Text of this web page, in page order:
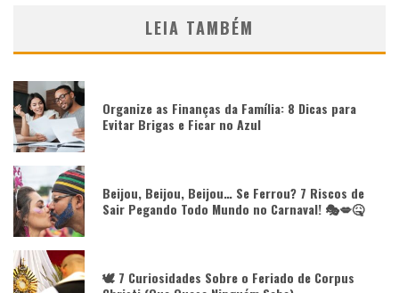
LEIA TAMBÉM
Organize as Finanças da Família: 8 Dicas para
Evitar Brigas e Ficar no Azul
Beijou, Beijou, Beijou… Se Ferrou? 7 Riscos de
Sair Pegando Todo Mundo no Carnaval! 🎭💋🤒
🕊️ 7 Curiosidades Sobre o Feriado de Corpus